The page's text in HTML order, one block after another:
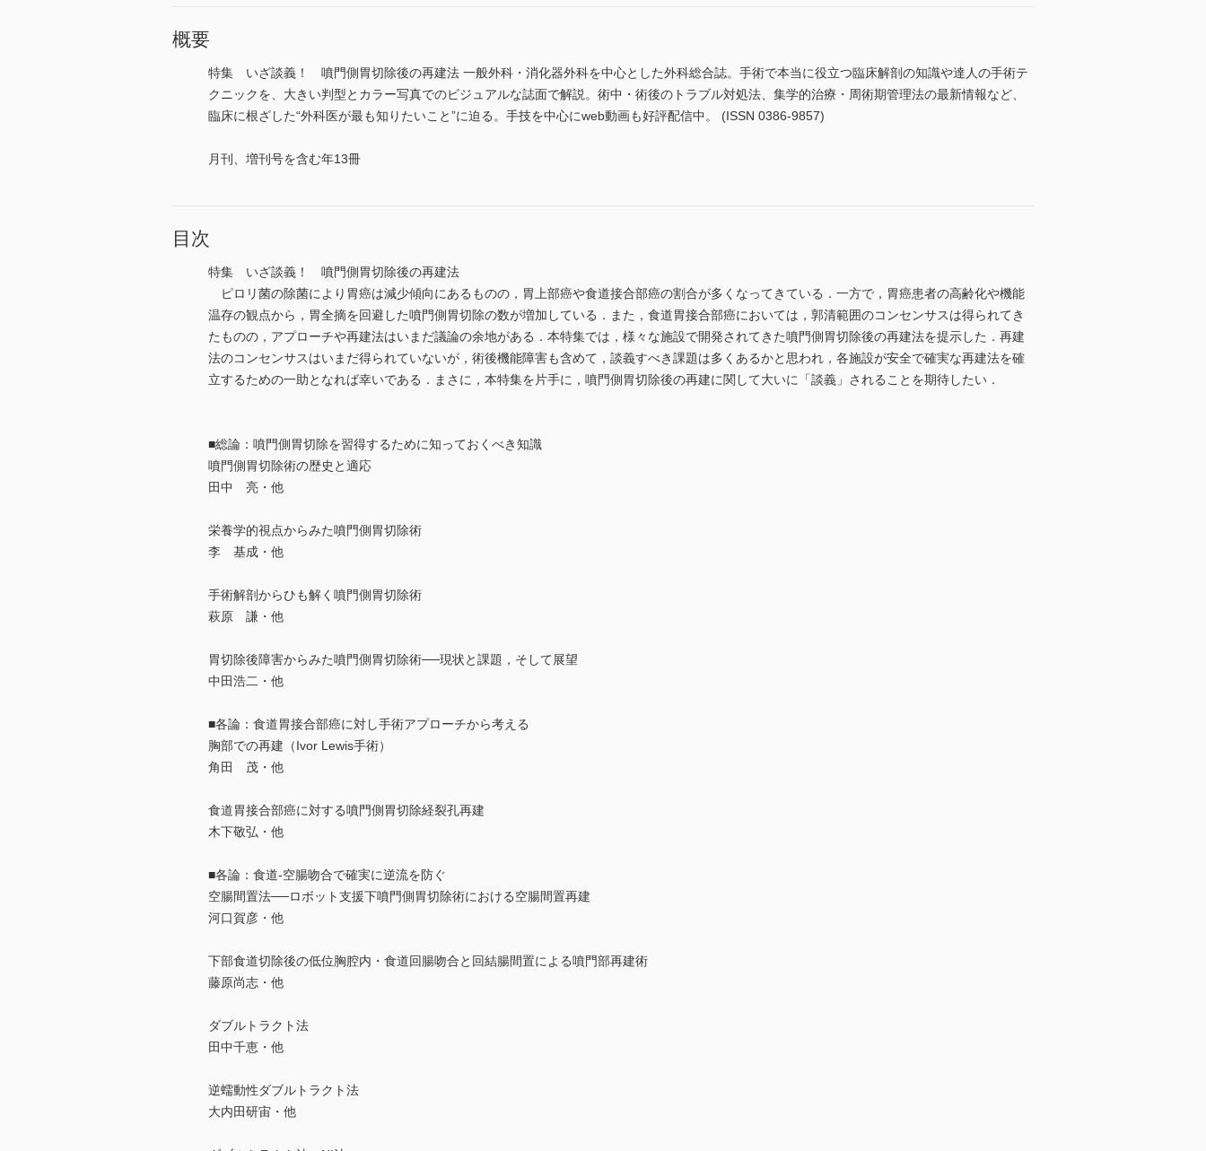
概要
特集 いざ談義！ 噴門側胃切除後の再建法 一般外科・消化器外科を中心とした外科総合誌。手術で本当に役立つ臨床解剖の知識や達人の手術テ
クニックを、大きい判型とカラー写真でのビジュアルな誌面で解説。術中・術後のトラブル対処法、集学的治療・周術期管理法の最新情報など、
臨床に根ざした“外科医が最も知りたいこと”に迫る。手技を中心にweb動画も好評配信中。 (ISSN 0386-9857)
月刊、増刊号を含む年13冊
目次
特集 いざ談義！ 噴門側胃切除後の再建法
ピロリ菌の除菌により胃癌は減少傾向にあるものの，胃上部癌や食道接合部癌の割合が多くなってきている．一方で，胃癌患者の高齢化や機能
温存の観点から，胃全摘を回避した噴門側胃切除の数が増加している．また，食道胃接合部癌においては，郭清範囲のコンセンサスは得られてき
たものの，アプローチや再建法はいまだ議論の余地がある．本特集では，様々な施設で開発されてきた噴門側胃切除後の再建法を提示した．再建
法のコンセンサスはいまだ得られていないが，術後機能障害も含めて，談義すべき課題は多くあるかと思われ，各施設が安全で確実な再建法を確
立するための一助となれば幸いである．まさに，本特集を片手に，噴門側胃切除後の再建に関して大いに「談義」されることを期待したい．
■総論：噴門側胃切除を習得するために知っておくべき知識
噴門側胃切除術の歴史と適応
田中 亮・他
栄養学的視点からみた噴門側胃切除術
李 基成・他
手術解剖からひも解く噴門側胃切除術
萩原 謙・他
胃切除後障害からみた噴門側胃切除術──現状と課題，そして展望
中田浩二・他
■各論：食道胃接合部癌に対し手術アプローチから考える
胸部での再建（Ivor Lewis手術）
角田 茂・他
食道胃接合部癌に対する噴門側胃切除経裂孔再建
木下敬弘・他
■各論：食道-空腸吻合で確実に逆流を防ぐ
空腸間置法──ロボット支援下噴門側胃切除術における空腸間置再建
河口賀彦・他
下部食道切除後の低位胸腔内・食道回腸吻合と回結腸間置による噴門部再建術
藤原尚志・他
ダブルトラクト法
田中千恵・他
逆蠕動性ダブルトラクト法
大内田研宙・他